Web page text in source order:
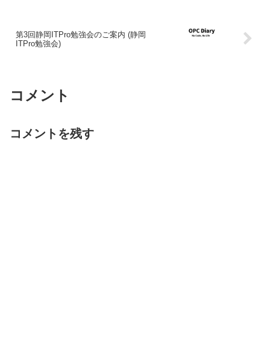
第3回静岡ITPro勉強会のご案内 (静岡
ITPro勉強会)
コメント
コメントを残す